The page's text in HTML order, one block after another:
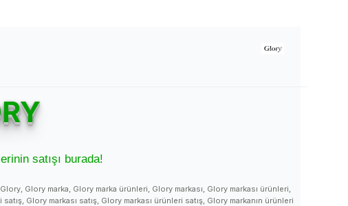
satışı burada!
Glory marka, Glory marka ürünleri, Glory markası, Glory markası ürünleri,
Glory markası satış, Glory markası ürünleri satış, Glory markanın ürünleri